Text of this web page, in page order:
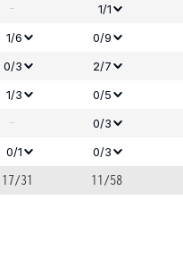
-
1/1
1/6
0/9
0/3
2/7
1/3
0/5
-
0/3
0/1 0/3
17/31 11/58